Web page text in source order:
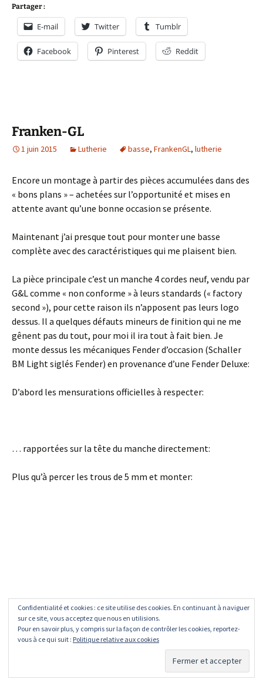
Partager :
E-mail Twitter Tumblr
Facebook Pinterest Reddit
Franken-GL
1 juin 2015 Lutherie basse, FrankenGL, lutherie
Encore un montage à partir des pièces accumulées dans des
« bons plans » – achetées sur l’opportunité et mises en
attente avant qu’une bonne occasion se présente.
Maintenant j’ai presque tout pour monter une basse
complète avec des caractéristiques qui me plaisent bien.
La pièce principale c’est un manche 4 cordes neuf, vendu par
G&L comme « non conforme » à leurs standards (« factory
second »), pour cette raison ils n’apposent pas leurs logo
dessus. Il a quelques défauts mineurs de finition qui ne me
gênent pas du tout, pour moi il ira tout à fait bien. Je
monte dessus les mécaniques Fender d’occasion (Schaller
BM Light siglés Fender) en provenance d’une Fender Deluxe:
D’abord les mensurations officielles à respecter:
… rapportées sur la tête du manche directement:
Plus qu’à percer les trous de 5 mm et monter:
Partager :
E-mail Twitter Tumblr
Confidentialité et cookies : ce site utilise des cookies. En continuant à naviguer
sur ce site, vous acceptez que nous en utilisions.
Pour en savoir plus, y compris sur la façon de contrôler les cookies, reportez-
vous à ce qui suit : Politique relative aux cookies